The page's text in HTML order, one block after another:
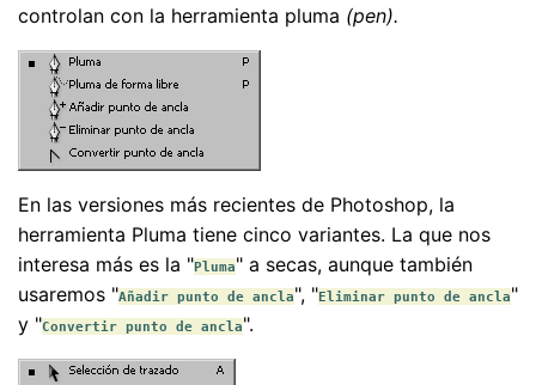
controlan con la herramienta pluma (pen).
En las versiones más recientes de Photoshop, la
herramienta Pluma tiene cinco variantes. La que nos
interesa más es la "Pluma" a secas, aunque también
usaremos "Añadir punto de ancla", "Eliminar punto de ancla"
y "Convertir punto de ancla".